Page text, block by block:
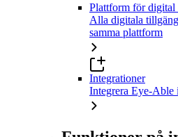
Plattform för
Alla digitala
samma plattform
Integrationer
Integrera Eye-Able